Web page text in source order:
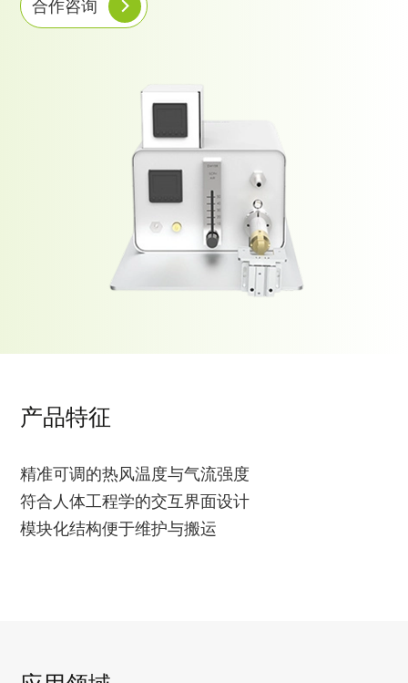
合作咨询
产品特征
精准可调的热风温度与气流强度
符合人体工程学的交互界面设计
模块化结构便于维护与搬运